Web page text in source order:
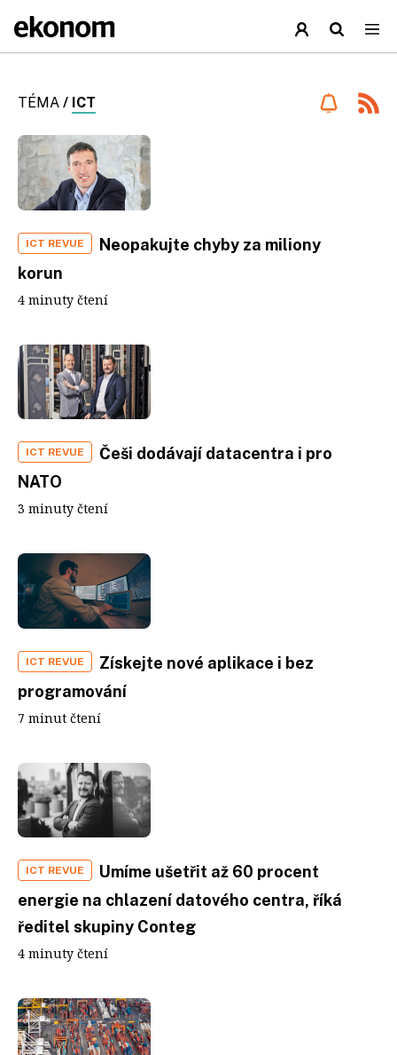
TÉMA / ICT
ICT REVUE
Neopakujte chyby za miliony
korun
4 minuty čtení
ICT REVUE
Češi dodávají datacentra i pro
NATO
3 minuty čtení
ICT REVUE
Získejte nové aplikace i bez
programování
7 minut čtení
ICT REVUE
Umíme ušetřit až 60 procent
energie na chlazení datového centra, říká
ředitel skupiny Conteg
4 minuty čtení